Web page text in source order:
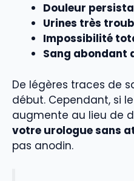
Douleur
Urines très
Impossibilité
Sang abondant
De légères traces de
début. Cependant, si
augmente au lieu de
votre urologue sans
pas anodin.